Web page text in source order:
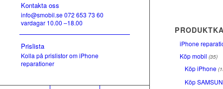
Kontakta oss
info@smobil.se 072 653 73 60
vardagar 10.00 –18.00
Prislista
Kolla på prislistor om iPhone
reparationer
iPhone
Köp mobil (35)
Köp iPhone
Köp